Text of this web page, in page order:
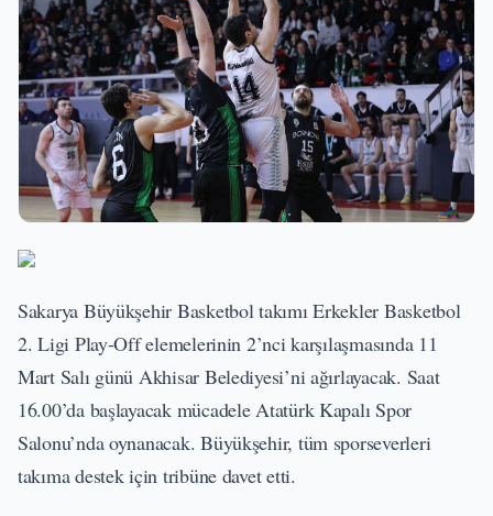
Sakarya Büyükşehir Basketbol takımı Erkekler Basketbol
2. Ligi Play-Off elemelerinin 2’nci karşılaşmasında 11
Mart Salı günü Akhisar Belediyesi’ni ağırlayacak. Saat
16.00’da başlayacak mücadele Atatürk Kapalı Spor
Salonu’nda oynanacak. Büyükşehir, tüm sporseverleri
takıma destek için tribüne davet etti.